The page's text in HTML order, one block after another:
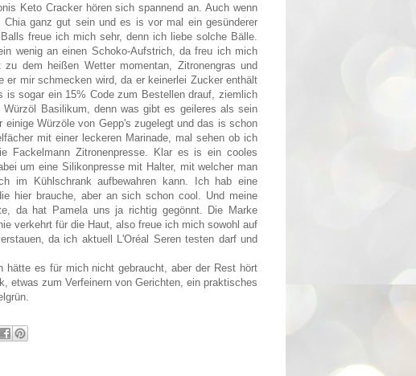
Keto Cracker hören sich spannend an. Auch wenn
ganz gut sein und es is vor mal ein gesünderer
freue ich mich sehr, denn ich liebe solche Bälle.
wenig an einen Schoko-Aufstrich, da freu ich mich
dem heißen Wetter momentan, Zitronengras und
mir schmecken wird, da er keinerlei Zucker enthält
sogar ein 15% Code zum Bestellen drauf, ziemlich
Basilikum, denn was gibt es geileres als sein
Würzöle von Gepp's zugelegt und das is schon
mit einer leckeren Marinade, mal sehen ob ich
Fackelmann Zitronenpresse. Klar es is ein cooles
um eine Silikonpresse mit Halter, mit welcher man
im Kühlschrank aufbewahren kann. Ich hab eine
hier brauche, aber an sich schon cool. Und meine
da hat Pamela uns ja richtig gegönnt. Die Marke
verkehrt für die Haut, also freue ich mich sowohl auf
da ich aktuell L'Oréal Seren testen darf und
es für mich nicht gebraucht, aber der Rest hört
etwas zum Verfeinern von Gerichten, ein praktisches